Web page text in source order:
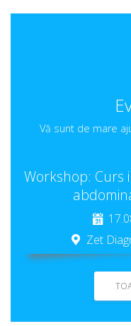
Vă sunt de mare
Workshop: Curs
Zet